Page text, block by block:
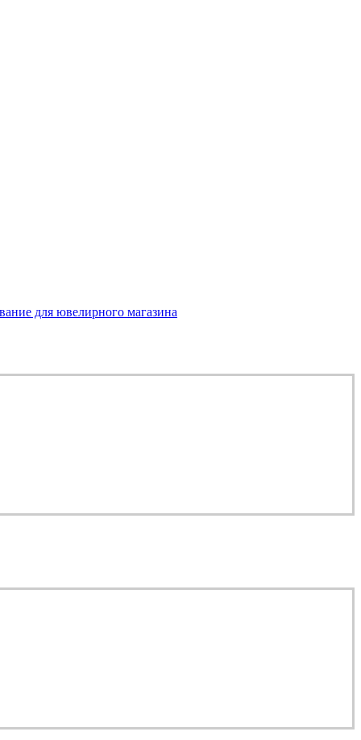
для ювелирного магазина